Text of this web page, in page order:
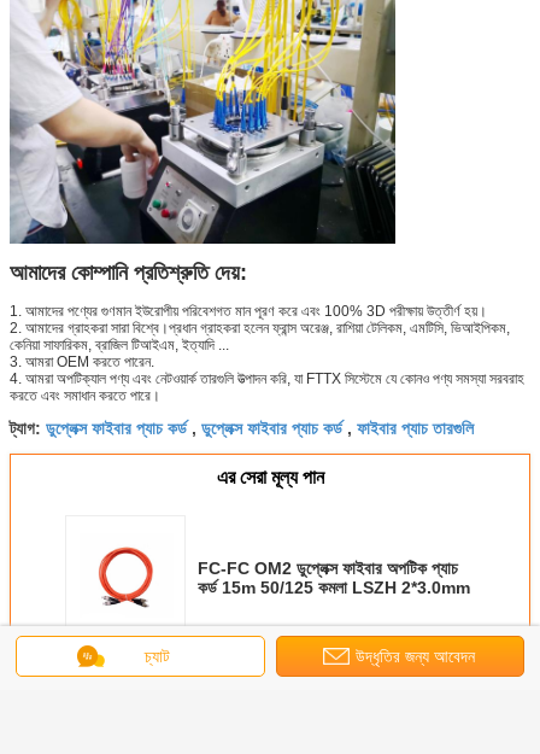
আমাদের কোম্পানি প্রতিশ্রুতি দেয়:
1. আমাদের পণ্যের গুণমান ইউরোপীয় পরিবেশগত মান পূরণ করে এবং 100% 3D পরীক্ষায় উত্তীর্ণ হয়।
2. আমাদের গ্রাহকরা সারা বিশ্বে।প্রধান গ্রাহকরা হলেন ফ্রান্স অরেঞ্জ, রাশিয়া টেলিকম, এমটিসি, ভিআইপিকম,
কেনিয়া সাফারিকম, ব্রাজিল টিআইএম, ইত্যাদি ...
3. আমরা OEM করতে পারেন.
4. আমরা অপটিক্যাল পণ্য এবং নেটওয়ার্ক তারগুলি উত্পাদন করি, যা FTTX সিস্টেমে যে কোনও পণ্য সমস্যা সরবরাহ
করতে এবং সমাধান করতে পারে।
ট্যাগ: ডুপ্লেক্স ফাইবার প্যাচ কর্ড, ডুপ্লেক্স ফাইবার প্যাচ কর্ড, ফাইবার প্যাচ তারগুলি
এর সেরা মূল্য পান
FC-FC OM2 ডুপ্লেক্স ফাইবার অপটিক প্যাচ
কর্ড 15m 50/125 কমলা LSZH 2*3.0mm
চালিয়ে
চ্যাট উদ্ধৃতির জন্য আবেদন